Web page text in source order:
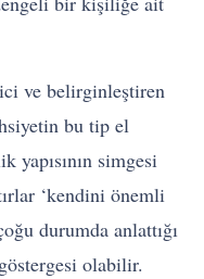
ve belirginleştiren
bu tip el
yapısının simgesi
‘kendini önemli
durumda anlattığı
olabilir.